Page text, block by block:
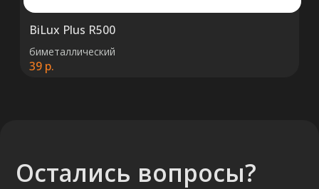
BiLux Plus R500
биметаллический
39 р.